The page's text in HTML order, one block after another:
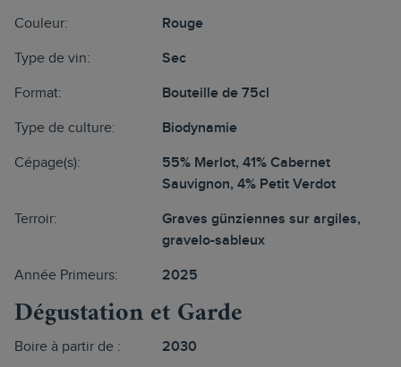
Couleur: Rouge
Type de vin: Sec
Format: Bouteille de 75cl
Type de culture: Biodynamie
Cépage(s):
55% Merlot, 41% Cabernet
Sauvignon, 4% Petit Verdot
Terroir:
Graves günziennes sur argiles,
gravelo-sableux
Année Primeurs: 2025
Dégustation et Garde
Boire à partir de : 2030